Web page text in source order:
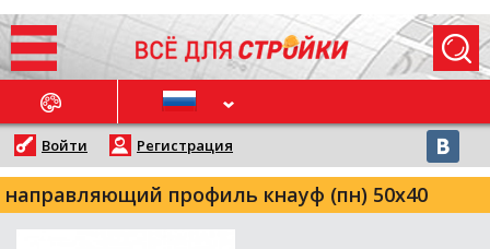
НОВОСТИ
Войти Регистрация
направляющий профиль кнауф (пн) 50х40